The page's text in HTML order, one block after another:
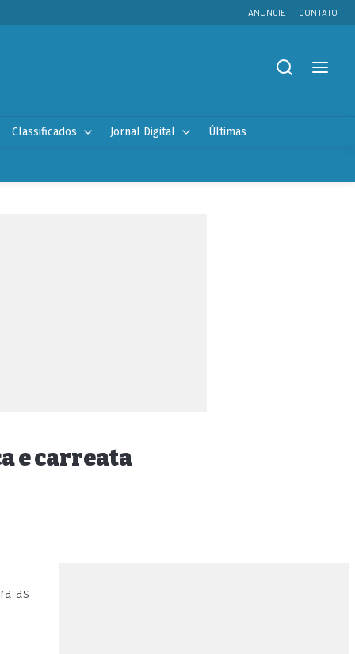
ANUNCIE CONTATO
Classificados Jornal Digital Últimas
e carreata
as